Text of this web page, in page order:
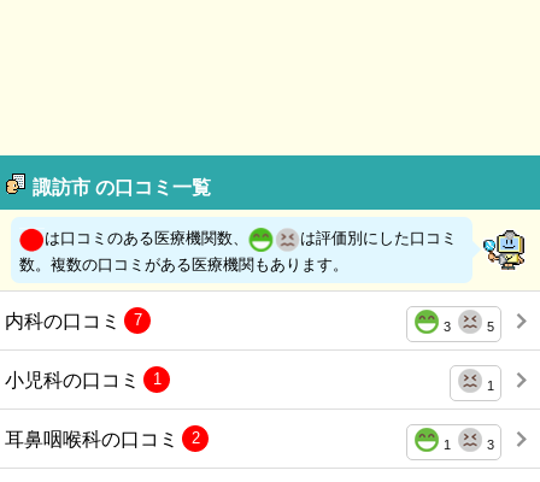
諏訪市 の口コミ一覧
は口コミのある医療機関数、
は評価別にした口コミ
数。複数の口コミがある医療機関もあります。
内科の口コミ 3 5
7
小児科の口コミ 1
1
耳鼻咽喉科の口コミ 1 3
2